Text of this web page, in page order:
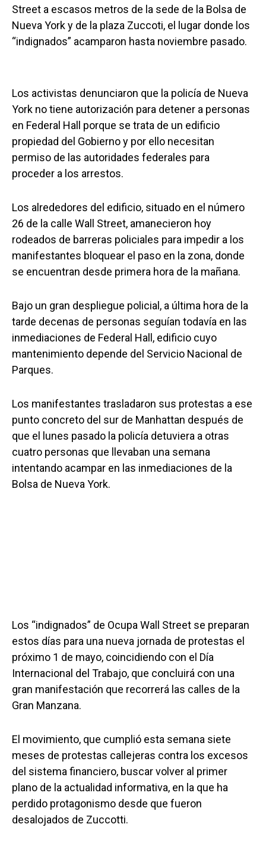
Street a escasos metros de la sede de la Bolsa de
Nueva York y de la plaza Zuccoti, el lugar donde los
“indignados” acamparon hasta noviembre pasado.
Los activistas denunciaron que la policía de Nueva
York no tiene autorización para detener a personas
en Federal Hall porque se trata de un edificio
propiedad del Gobierno y por ello necesitan
permiso de las autoridades federales para
proceder a los arrestos.
Los alrededores del edificio, situado en el número
26 de la calle Wall Street, amanecieron hoy
rodeados de barreras policiales para impedir a los
manifestantes bloquear el paso en la zona, donde
se encuentran desde primera hora de la mañana.
Bajo un gran despliegue policial, a última hora de la
tarde decenas de personas seguían todavía en las
inmediaciones de Federal Hall, edificio cuyo
mantenimiento depende del Servicio Nacional de
Parques.
Los manifestantes trasladaron sus protestas a ese
punto concreto del sur de Manhattan después de
que el lunes pasado la policía detuviera a otras
cuatro personas que llevaban una semana
intentando acampar en las inmediaciones de la
Bolsa de Nueva York.
Los “indignados” de Ocupa Wall Street se preparan
estos días para una nueva jornada de protestas el
próximo 1 de mayo, coincidiendo con el Día
Internacional del Trabajo, que concluirá con una
gran manifestación que recorrerá las calles de la
Gran Manzana.
El movimiento, que cumplió esta semana siete
meses de protestas callejeras contra los excesos
del sistema financiero, buscar volver al primer
plano de la actualidad informativa, en la que ha
perdido protagonismo desde que fueron
desalojados de Zuccotti.